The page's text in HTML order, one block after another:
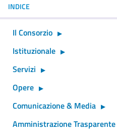
INDICE
Il Consorzio
Istituzionale
Servizi
Opere
Comunicazione & Media
Amministrazione Trasparente